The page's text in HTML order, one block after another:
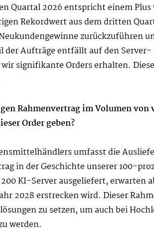
Quartal 2026 entspricht einem
Rekordwert aus dem dritten
zurückzuführen
der Aufträge entfällt auf den
signifikante Orders erhalten.
Rahmenvertrag im Volumen
Order geben?
umfasst die
in der Geschichte unserer 100-
KI-Server ausgeliefert, erwarten
2028 erstrecken wird. Dieser
zu setzen, um auch bei
werden.